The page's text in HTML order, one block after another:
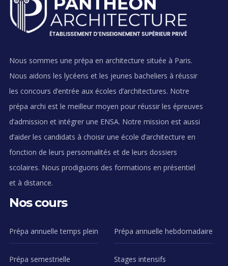
Nous sommes une prépa en architecture située à Paris.
Nous aidons les lycéens et les jeunes bacheliers à réussir
les concours d’entrée aux écoles d’architectures. Notre
prépa archi est le meilleur moyen pour réussir les épreuves
d’admission et intégrer une ENSA. Notre mission est aussi
d’aider les candidats à choisir une école d’architecture en
fonction de leurs personnalités et de leurs dossiers
scolaires. Nous prodiguons des formations en présentiel
et à distance.
Nos cours
Prépa annuelle temps plein Prépa annuelle hebdomadaire
Prépa semestrielle Stages intensifs